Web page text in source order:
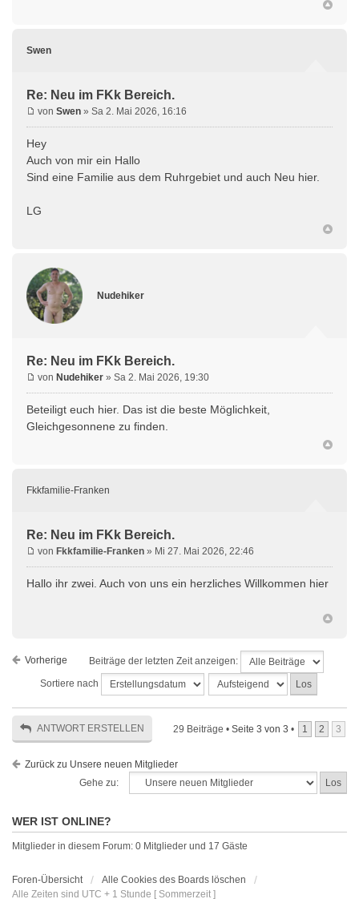
Swen
Re: Neu im FKk Bereich.
von Swen » Sa 2. Mai 2026, 16:16
Hey
Auch von mir ein Hallo
Sind eine Familie aus dem Ruhrgebiet und auch Neu hier.
LG
Nudehiker
Re: Neu im FKk Bereich.
von Nudehiker » Sa 2. Mai 2026, 19:30
Beteiligt euch hier. Das ist die beste Möglichkeit,
Gleichgesonnene zu finden.
Fkkfamilie-Franken
Re: Neu im FKk Bereich.
von Fkkfamilie-Franken » Mi 27. Mai 2026, 22:46
Hallo ihr zwei. Auch von uns ein herzliches Willkommen hier
Vorherige
Beiträge der letzten Zeit anzeigen:
Sortiere nach
ANTWORT ERSTELLEN 29 Beiträge • Seite 3 von 3 • 1 2 3
Zurück zu Unsere neuen Mitglieder
Gehe zu:
WER IST ONLINE?
Mitglieder in diesem Forum: 0 Mitglieder und 17 Gäste
Foren-Übersicht
Alle Cookies des Boards löschen
Alle Zeiten sind UTC + 1 Stunde [ Sommerzeit ]